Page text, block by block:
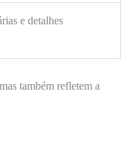
e detalhes
também refletem a